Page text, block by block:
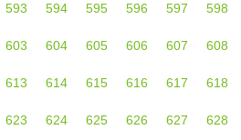
593 594 595 596 597 598
603 604 605 606 607 608
613 614 615 616 617 618
623 624 625 626 627 628